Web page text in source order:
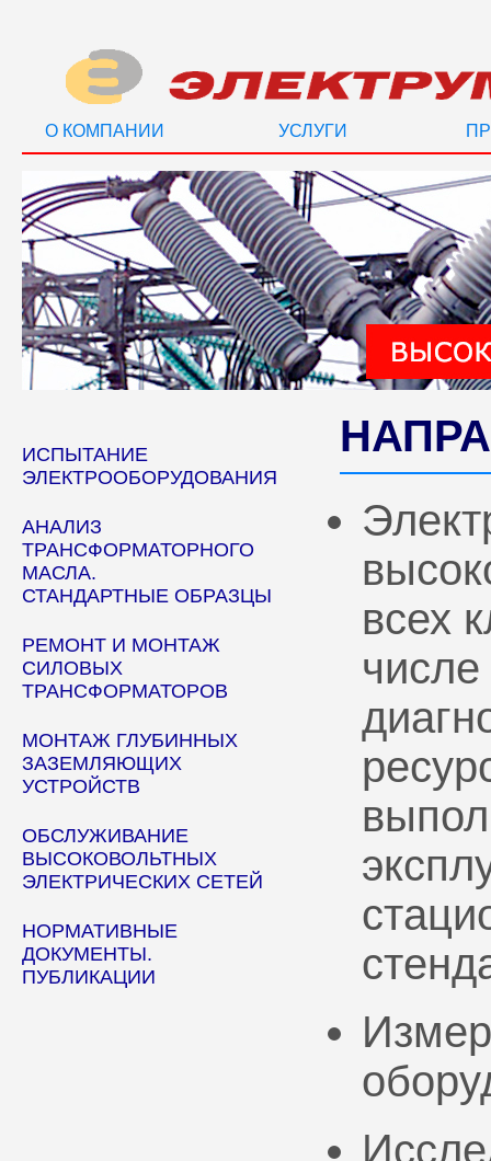
О КОМПАНИИ УСЛУГИ
ИСПЫТАНИЕ
ЭЛЕКТРООБОРУДОВАНИЯ
АНАЛИЗ
ТРАНСФОРМАТОРНОГО
МАСЛА.
СТАНДАРТНЫЕ ОБРАЗЦЫ
РЕМОНТ И МОНТАЖ
СИЛОВЫХ
ТРАНСФОРМАТОРОВ
МОНТАЖ ГЛУБИННЫХ
ЗАЗЕМЛЯЮЩИХ
УСТРОЙСТВ
ОБСЛУЖИВАНИЕ
ВЫСОКОВОЛЬТНЫХ
ЭЛЕКТРИЧЕСКИХ СЕТЕЙ
НОРМАТИВНЫЕ
ДОКУМЕНТЫ.
ПУБЛИКАЦИИ
всех